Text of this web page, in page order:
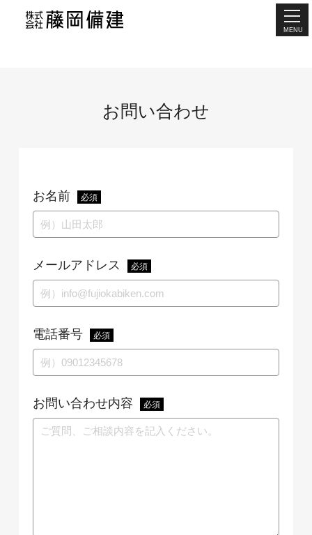
MENU
お問い合わせ
お名前 必須
メールアドレス 必須
電話番号 必須
お問い合わせ内容 必須